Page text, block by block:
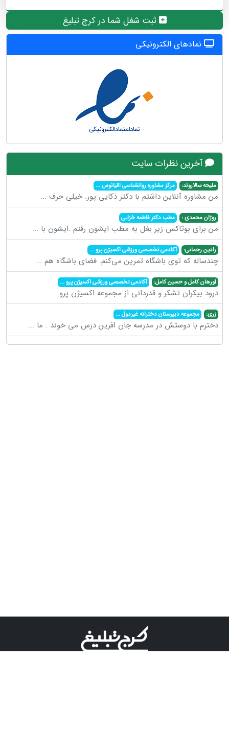
ثبت شغل شما در کرج تبلیغ
نمادهای الکترونیکی
آخرین نظرات سایت
ملیحه سالاروند: مرکز مشاوره روانشناسی اقیانوس...
من مشاوره آنلاین داشتم با دکتر ذکایی پور. خیلی حرف ...
روژان محمدی : مطب دکتر فاطمه خزایی
من برای بوتاکس زیر بغل به مطب ایشون رفتم .ایشون با ...
رادین رحمانی: آکادمی تخصصی ورزشی اکسیژن پرو...
چندساله که توی باشگاه تمرین می‌کنم. فضای باشگاه هم ...
اورهان کامل و حسین کامل: آکادمی تخصصی ورزشی اکسیژن پرو...
درود بیکران تشکر و قدردانی از مجموعه اکسیژن پرو ...
زری: مجموعه دبیرستان دخترانه غیردول...
دخترم با دوستش در مدرسه جان افرین درس می خوند . ما ...